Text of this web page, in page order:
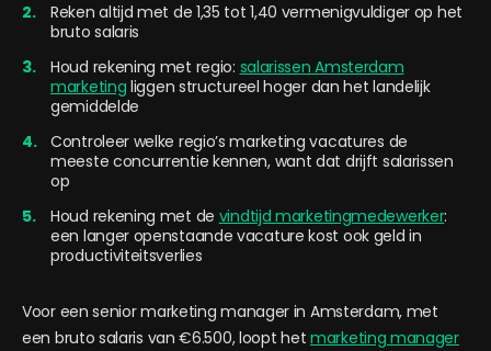
Reken altijd met de 1,35 tot 1,40 vermenigvuldiger op het
bruto salaris
Houd rekening met regio: salarissen Amsterdam
marketing liggen structureel hoger dan het landelijk
gemiddelde
Controleer welke regio’s marketing vacatures de
meeste concurrentie kennen, want dat drijft salarissen
op
Houd rekening met de vindtijd marketingmedewerker:
een langer openstaande vacature kost ook geld in
productiviteitsverlies
Voor een senior marketing manager in Amsterdam, met
een bruto salaris van €6.500, loopt het marketing manager